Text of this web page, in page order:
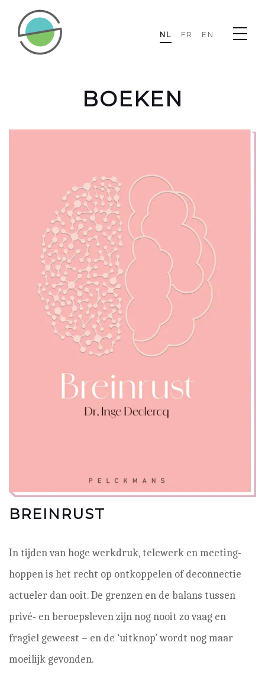
NL FR EN
BOEKEN
BREINRUST
In tijden van hoge werkdruk, telewerk en meeting-
hoppen is het recht op ontkoppelen of deconnectie
actueler dan ooit. De grenzen en de balans tussen
privé- en beroepsleven zijn nog nooit zo vaag en
fragiel geweest – en de ‘uitknop’ wordt nog maar
moeilijk gevonden.